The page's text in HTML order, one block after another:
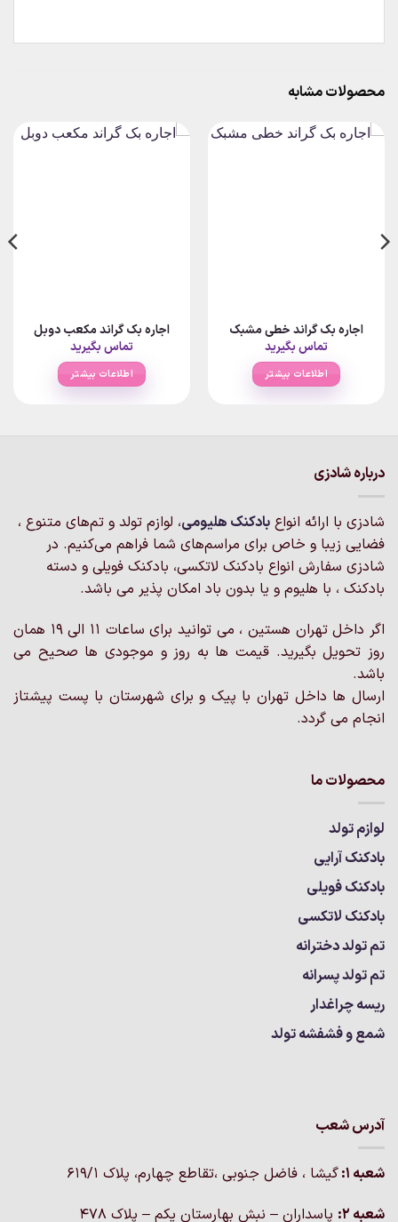
محصولات مشابه
اجاره بک گراند خطی مشبک
تماس بگیرید
اطلاعات بیشتر
اجاره بک گراند مکعب دوبل
تماس بگیرید
اطلاعات بیشتر
درباره شادزی
شادزی با ارائه انواع بادکنک‌ هلیومی، لوازم تولد و تم‌های متنوع ،
فضایی زیبا و خاص برای مراسم‌های شما فراهم می‌کنیم. در
شادزی سفارش انواع بادکنک لاتکسی، بادکنک فویلی و دسته
بادکنک ، با هلیوم و یا بدون باد امکان پذیر می باشد.
اگر داخل تهران هستین ، می توانید برای ساعات 11 الی 19 همان
روز تحویل بگیرید. قیمت ها به روز و موجودی ها صحیح می
باشد.
ارسال ها داخل تهران با پیک و برای شهرستان با پست پیشتاز
انجام می گردد.
محصولات ما
لوازم تولد
بادکنک آرایی
بادکنک فویلی
بادکنک لاتکسی
تم تولد دخترانه
تم تولد پسرانه
ریسه چراغدار
شمع و فشفشه تولد
آدرس شعب
شعبه 1:
گيشا ، فاضل جنوبی ،تقاطع چهارم، پلاک 619/1
شعبه 2:
پاسداران – نبش بهارستان یکم – پلاک ۴۷۸